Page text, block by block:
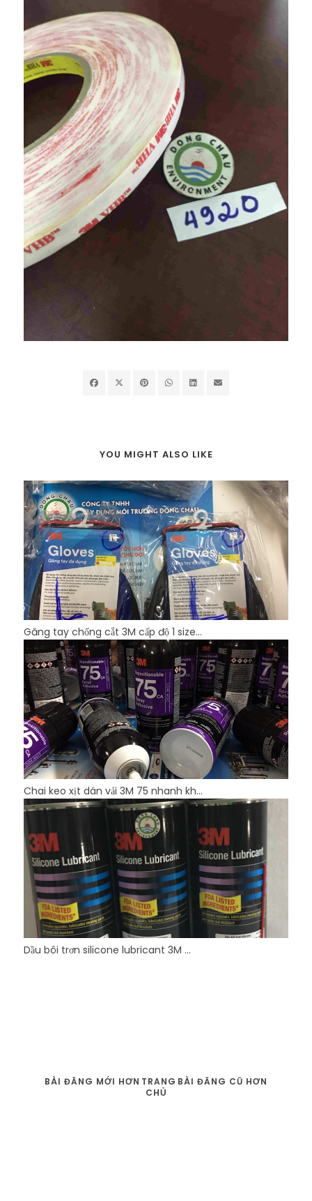
YOU MIGHT ALSO LIKE
Găng tay chống cắt 3M cấp độ 1 size...
Chai keo xịt dán vải 3M 75 nhanh kh...
Dầu bôi trơn silicone lubricant 3M ...
BÀI ĐĂNG MỚI HƠN BÀI ĐĂNG CŨ HƠN
TRANG
CHỦ